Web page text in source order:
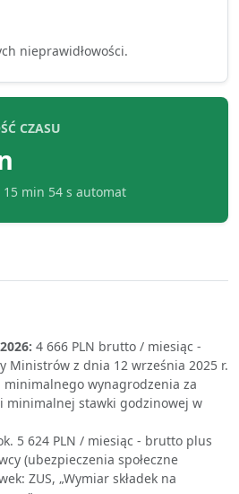
nieprawidłowości.
CZASU
15 min 54 s automat
4 666 PLN brutto / miesiąc -
Ministrów z dnia 12 września 2025 r.
minimalnego wynagrodzenia za
minimalnej stawki godzinowej w
5 624 PLN / miesiąc - brutto plus
(ubezpieczenia społeczne
ZUS, „Wymiar składek na